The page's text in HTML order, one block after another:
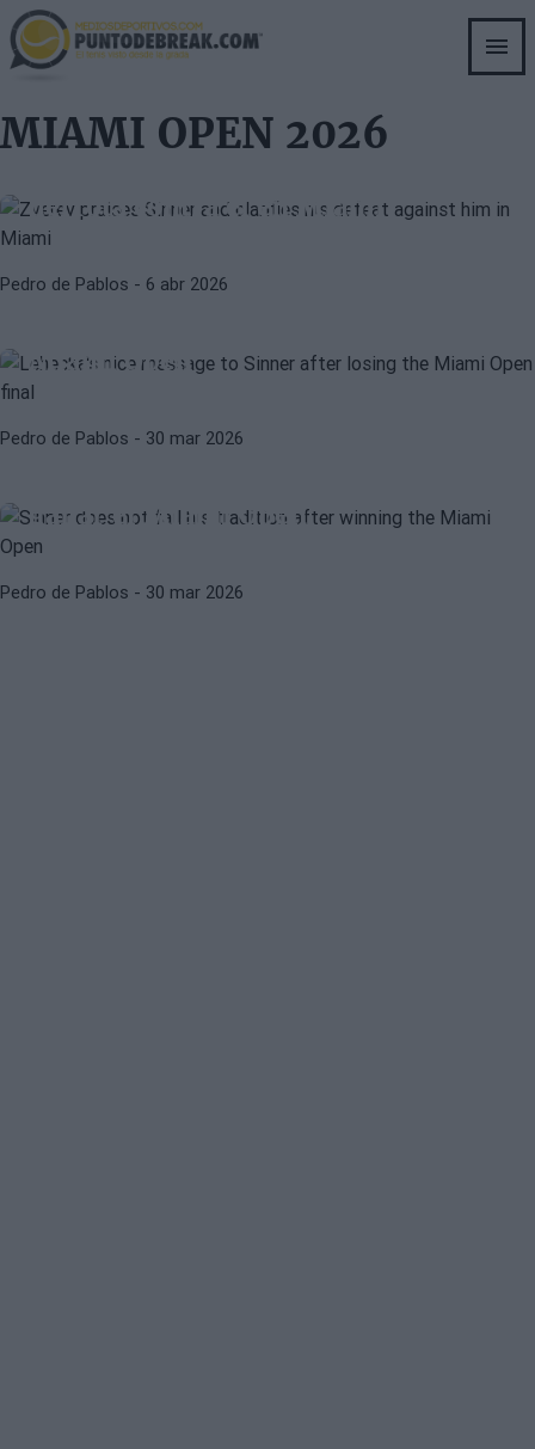
Skip
to
main
MIAMI OPEN 2026
ATP ATP MASTERS 1000 MONTECARLO 2026
derrota contra él en Miami
Pedro de Pablos - 6 abr 2026
El bonito mensaje de Lehecka a
Miami Open
Pedro de Pablos - 30 mar 2026
ATPJANNIK SINNER
ganar el Miami Open
Pedro de Pablos - 30 mar 2026